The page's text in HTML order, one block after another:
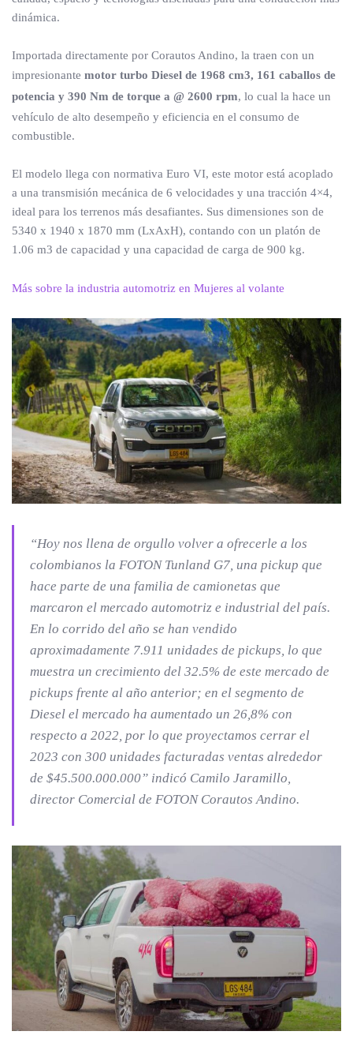
dinámica.
Importada directamente por Corautos Andino, la traen con un
impresionante motor turbo Diesel de 1968 cm3, 161 caballos de
potencia y 390 Nm de torque a @ 2600 rpm, lo cual la hace un
vehículo de alto desempeño y eficiencia en el consumo de
combustible.
El modelo llega con normativa Euro VI, este motor está acoplado
a una transmisión mecánica de 6 velocidades y una tracción 4×4,
ideal para los terrenos más desafiantes. Sus dimensiones son de
5340 x 1940 x 1870 mm (LxAxH), contando con un platón de
1.06 m3 de capacidad y una capacidad de carga de 900 kg.
Más sobre la industria automotriz en Mujeres al volante
“Hoy nos llena de orgullo volver a ofrecerle a los
colombianos la FOTON Tunland G7, una pickup que
hace parte de una familia de camionetas que
marcaron el mercado automotriz e industrial del país.
En lo corrido del año se han vendido
aproximadamente 7.911 unidades de pickups, lo que
muestra un crecimiento del 32.5% de este mercado de
pickups frente al año anterior; en el segmento de
Diesel el mercado ha aumentado un 26,8% con
respecto a 2022, por lo que proyectamos cerrar el
2023 con 300 unidades facturadas ventas alrededor
de $45.500.000.000” indicó Camilo Jaramillo,
director Comercial de FOTON Corautos Andino.